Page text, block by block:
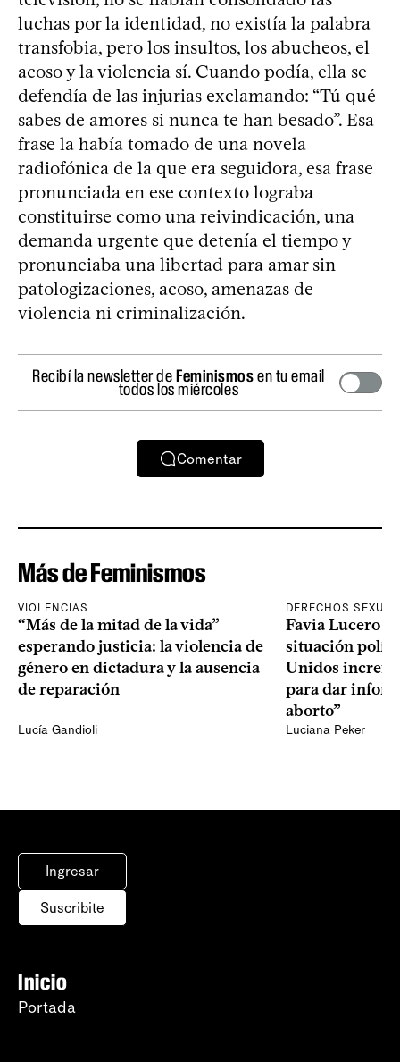
luchas por la identidad, no existía la palabra
transfobia, pero los insultos, los abucheos, el
acoso y la violencia sí. Cuando podía, ella se
defendía de las injurias exclamando: “Tú qué
sabes de amores si nunca te han besado”. Esa
frase la había tomado de una novela
radiofónica de la que era seguidora, esa frase
pronunciada en ese contexto lograba
constituirse como una reivindicación, una
demanda urgente que detenía el tiempo y
pronunciaba una libertad para amar sin
patologizaciones, acoso, amenazas de
violencia ni criminalización.
Recibí la newsletter deFeminismosen tu email
todos los miércoles
Comentar
Más de Feminismos
VIOLENCIAS
“Más de la mitad de la vida”
esperando justicia: la violencia de
género en dictadura y la ausencia
de reparación
Lucía Gandioli
DERECHOS
Favia Lucero
situación
Unidos
para dar
aborto”
Luciana Peker
Ingresar
Suscribite
Inicio
Portada